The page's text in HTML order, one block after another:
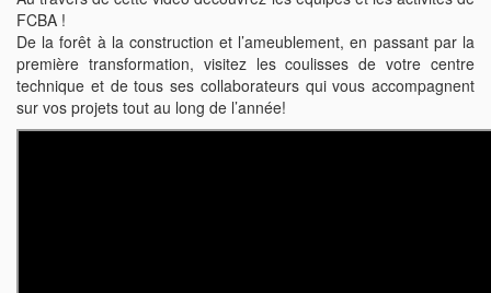
FCBA !
De la forêt à la construction et l’ameublement, en passant par la
première transformation, visitez les coulisses de votre centre
technique et de tous ses collaborateurs qui vous accompagnent
sur vos projets tout au long de l’année!